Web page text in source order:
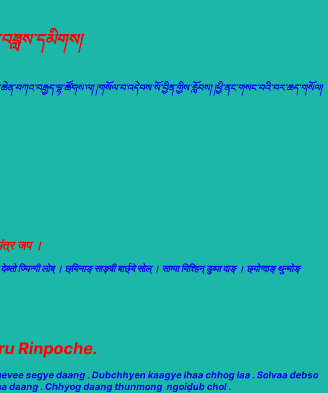
བཀའ་བརྒྱད་ལྷ་ཚོགས་ལ། །གསོལ་བ་འདེབས་སོ་བྱིན་གྱིས་རློབས། །ཕྱི་ནང་གསང་བའི་བར་ཆད་གསོལ།
जप ।
ज्यिन्गी लोब् । छ्यिनाङ् साङ्वी बार्छ्ये सोल् । साम्पा यिश्हिन् डुब्पा दाङ् । छ्योग्दाङ् थुन्मोङ्
Rinpoche.
segye daang . Dubchhyen kaagye lhaa chhog laa . Solvaa debso
daang . Chhyog daang thunmong ngoiḍub chol .